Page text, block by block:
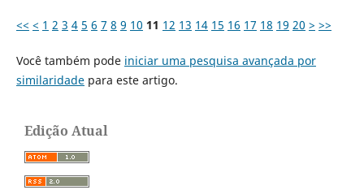
<< < 1 2 3 4 5 6 7 8 9 10 11 12 13 14 15 16 17 18 19 20 > >>
Você também pode iniciar uma pesquisa avançada por
similaridadepara este artigo.
Edição Atual